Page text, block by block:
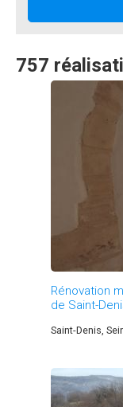
757
Rénovation
de Saint-
Saint-Denis,